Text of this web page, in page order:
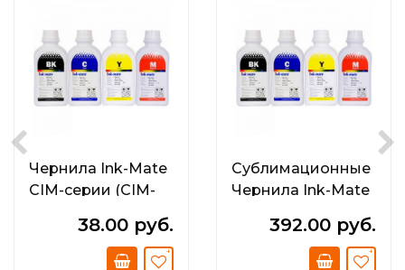
Чернила Ink-Mate
CIM-серии (CIM-
04) 250 мл38.00 руб.
Сублимационные
Чернила Ink-Mate
Ink 1 л392.00 руб.